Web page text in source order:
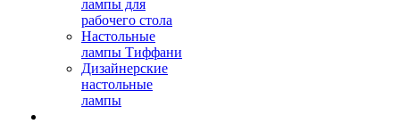
лампы для
рабочего стола
Настольные
лампы Тиффани
Дизайнерские
настольные
лампы